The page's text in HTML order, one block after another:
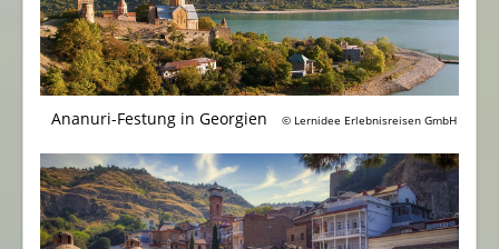
© Lernidee Erlebnisreisen GmbH
Ananuri-Festung in Georgien